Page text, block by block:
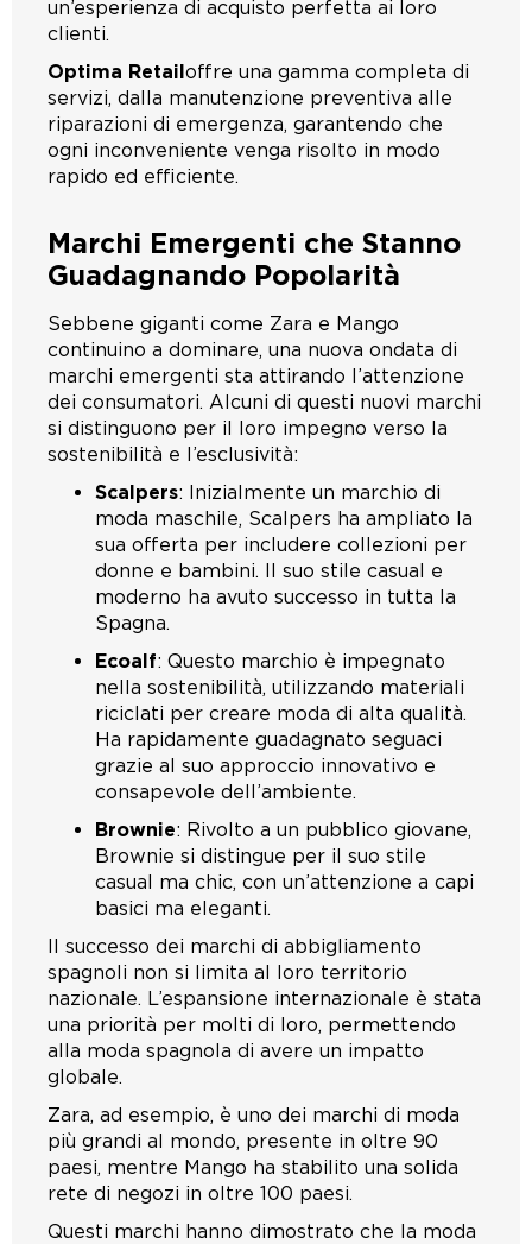
un’esperienza di acquisto perfetta ai loro
clienti.
Optima Retailoffre una gamma completa di
servizi, dalla manutenzione preventiva alle
riparazioni di emergenza, garantendo che
ogni inconveniente venga risolto in modo
rapido ed efficiente.
Marchi Emergenti che Stanno
Guadagnando Popolarità
Sebbene giganti come Zara e Mango
continuino a dominare, una nuova ondata di
marchi emergenti sta attirando l’attenzione
dei consumatori. Alcuni di questi nuovi marchi
si distinguono per il loro impegno verso la
sostenibilità e l’esclusività:
Scalpers: Inizialmente un marchio di
moda maschile, Scalpers ha ampliato la
sua offerta per includere collezioni per
donne e bambini. Il suo stile casual e
moderno ha avuto successo in tutta la
Spagna.
Ecoalf: Questo marchio è impegnato
nella sostenibilità, utilizzando materiali
riciclati per creare moda di alta qualità.
Ha rapidamente guadagnato seguaci
grazie al suo approccio innovativo e
consapevole dell’ambiente.
Brownie: Rivolto a un pubblico giovane,
Brownie si distingue per il suo stile
casual ma chic, con un’attenzione a capi
basici ma eleganti.
Il successo dei marchi di abbigliamento
spagnoli non si limita al loro territorio
nazionale. L’espansione internazionale è stata
una priorità per molti di loro, permettendo
alla moda spagnola di avere un impatto
globale.
Zara, ad esempio, è uno dei marchi di moda
più grandi al mondo, presente in oltre 90
paesi, mentre Mango ha stabilito una solida
rete di negozi in oltre 100 paesi.
Questi marchi hanno dimostrato che la moda